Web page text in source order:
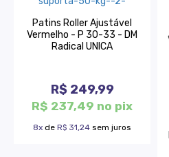
Patins Roller Ajustável
Vermelho - P 30-33 - DM
Radical UNICA
R$ 249,99
R$ 237,49 no pix
8x de R$ 31,24 sem juros